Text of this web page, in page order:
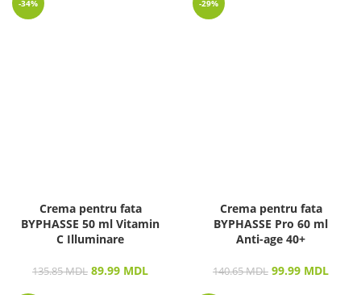
-34%
Crema pentru fata
BYPHASSE 50 ml Vitamin
C Illuminare
135.85MDL 89.99 MDL
-29%
Crema pentru fata
BYPHASSE Pro 60 ml
Anti-age 40+
140.65MDL 99.99 MDL